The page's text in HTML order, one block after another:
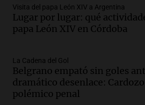
Audio.Madres en
ley Joaquín.
Viva la Radio Rosario
Audio. Juan Pedro
de hacienda: “Las
reemplazan el contacto
La Argentina, hoy
Visita del papa León XIV a Argentina
Lugar por lugar: qué
papa León XIV en Córdoba
La Cadena del Gol
Belgrano empató sin goles
dramático desenlace:
polémico penal